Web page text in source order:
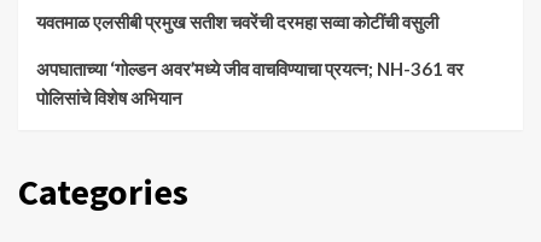
यवतमाळ एलसीबी प्रमुख सतीश चवरेंची दरमहा सव्वा कोटींची वसुली
अपघाताच्या ‘गोल्डन अवर’मध्ये जीव वाचविण्याचा प्रयत्न; NH-361 वर
पोलिसांचे विशेष अभियान
Categories